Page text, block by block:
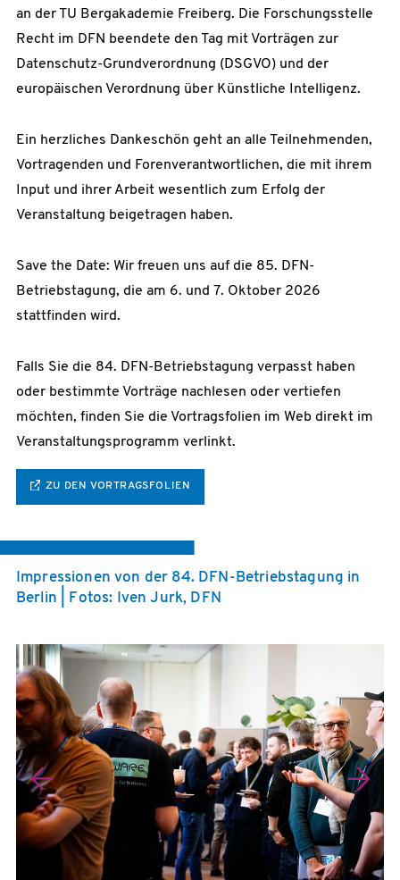
an der TU Bergakademie Freiberg. Die Forschungsstelle
Recht im DFN beendete den Tag mit Vorträgen zur
Datenschutz-Grundverordnung (DSGVO) und der
europäischen Verordnung über Künstliche Intelligenz.
Ein herzliches Dankeschön geht an alle Teilnehmenden,
Vortragenden und Forenverantwortlichen, die mit ihrem
Input und ihrer Arbeit wesentlich zum Erfolg der
Veranstaltung beigetragen haben.
Save the Date: Wir freuen uns auf die 85. DFN-
Betriebstagung, die am 6. und 7. Oktober 2026
stattfinden wird.
Falls Sie die 84. DFN-Betriebstagung verpasst haben
oder bestimmte Vorträge nachlesen oder vertiefen
möchten, finden Sie die Vortragsfolien im Web direkt im
Veranstaltungsprogramm verlinkt.
ZU DEN VORTRAGSFOLIEN
Impressionen von der 84. DFN-Betriebstagung in
Berlin | Fotos: Iven Jurk, DFN